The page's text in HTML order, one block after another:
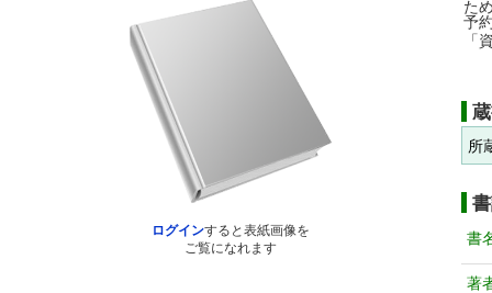
ログインすると表紙画像を
ご覧になれます
た
予
「
所
書
著